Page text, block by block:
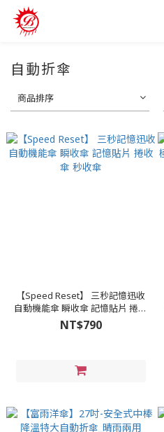
自動折傘
商品排序
【Speed Reset】 三秒記憶迅收
自動機能傘 瞬收傘 記憶貼片 捲收
傘 秒收傘
NT$790